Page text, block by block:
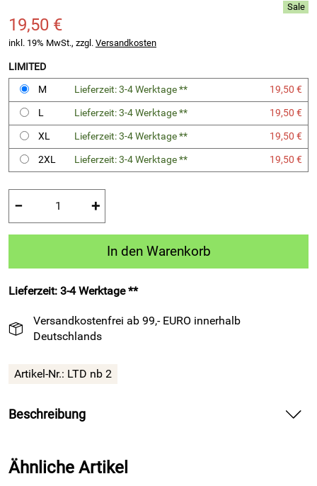
19,50 €
inkl. 19% MwSt., zzgl. Versandkosten
LIMITED
M
Lieferzeit: 3-4 Werktage **
19,50 €
L
Lieferzeit: 3-4 Werktage **
19,50 €
XL
Lieferzeit: 3-4 Werktage **
19,50 €
2XL
Lieferzeit: 3-4 Werktage ** 19,50 €
− +
In den Warenkorb
Lieferzeit: 3-4 Werktage **
Versandkostenfrei ab 99,- EURO innerhalb
Deutschlands
Artikel-Nr.: LTD nb 2
Beschreibung
Patrick Teamsport Belgien bietet dynamischen
Tragekomfort für Training und Freizeit.
Ähnliche Artikel